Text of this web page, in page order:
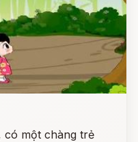
có một chàng trẻ